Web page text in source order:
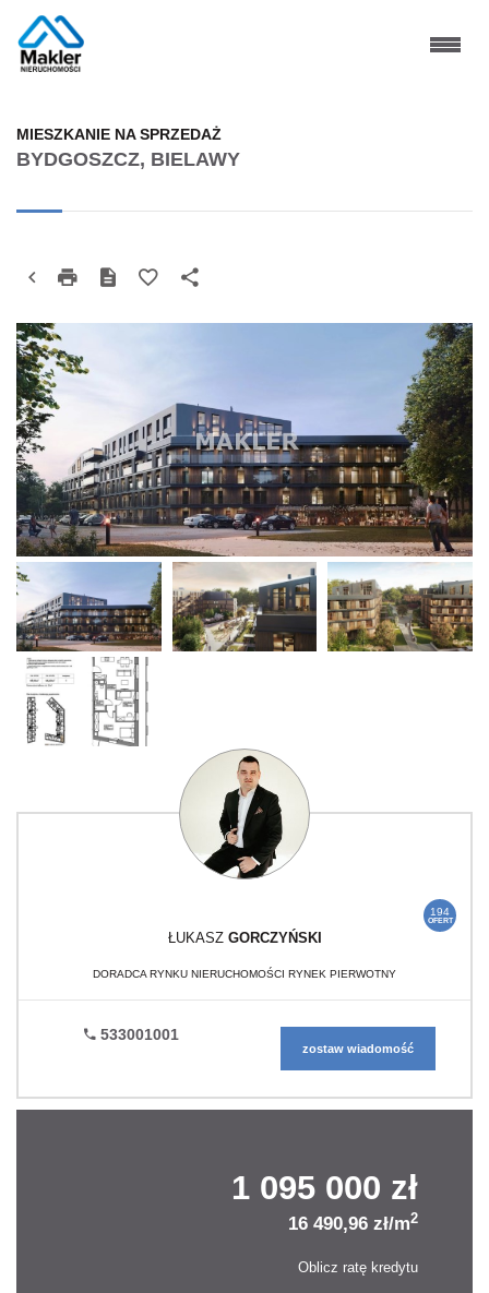
BYDGOSZCZ, BIELAWY
MIESZKANIE NA SPRZEDAŻ
194
OFERT
ŁUKASZ GORCZYŃSKI
DORADCA RYNKU NIERUCHOMOŚCI RYNEK PIERWOTNY
533001001
zostaw wiadomość
1 095 000 zł
16 490,96 zł/m2
Oblicz ratę kredytu